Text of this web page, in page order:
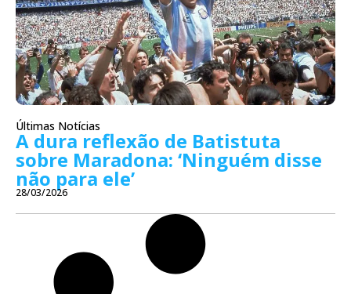
Últimas Notícias
A dura reflexão de Batistuta
sobre Maradona: ‘Ninguém disse
não para ele’
28/03/2026